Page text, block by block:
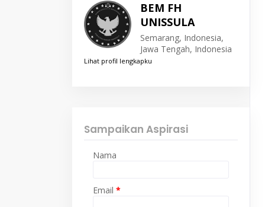
BEM FH
UNISSULA
Semarang, Indonesia,
Jawa Tengah, Indonesia
Lihat profil lengkapku
Sampaikan Aspirasi
Nama
Email *